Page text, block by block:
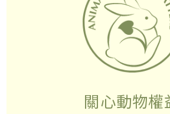
關心動物權